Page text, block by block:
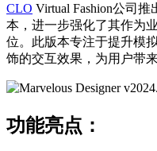
CLO Virtual Fashion公司推
本，进一步强化了其作
位。此版本专注于提升模
饰的交互效果，为用户带
功能亮点：